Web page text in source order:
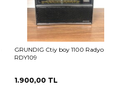
GRUNDIG Ctiy boy 1100 Radyo
RDY109
1.900,00 TL